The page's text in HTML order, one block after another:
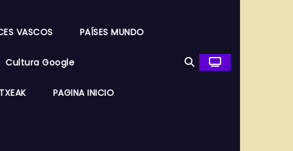
VASCOS PAÍSES MUNDO
Cultura Google
PAGINA INICIO